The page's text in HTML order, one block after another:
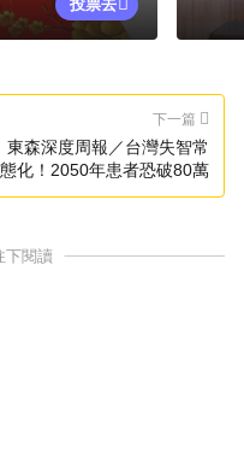
投票去
下一篇
東森深度周報／台灣失智常
態化！2050年患者恐破80萬
下閱讀